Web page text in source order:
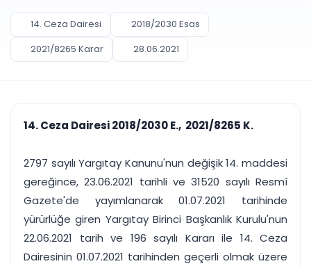
PLANLAMA & TAKİP
Pano ve Takip
Duruşma ve görev
takvimi
Bildirim
Süreleri asla kaçırmayın
takibi
rapor
Tek panelde uçtan uca yönetim
UYAP & UETS entegrasyonundan finansa, hepsi bir arada.
Tüm özellikleri inceleyin Ücretsiz Başlayın
14. Ceza Dairesi
2018/2030 Esas
2021/8265 Karar
28.06.2021
14. Ceza Dairesi 2018/2030 E., 2021/8265 K.
2797 sayılı Yargıtay Kanunu'nun değişik 14. maddesi
gereğince, 23.06.2021 tarihli ve 31520 sayılı Resmî
Gazete'de yayımlanarak 01.07.2021 tarihinde
yürürlüğe giren Yargıtay Birinci Başkanlık Kurulu'nun
22.06.2021 tarih ve 196 sayılı Kararı ile 14. Ceza
Dairesinin 01.07.2021 tarihinden geçerli olmak üzere